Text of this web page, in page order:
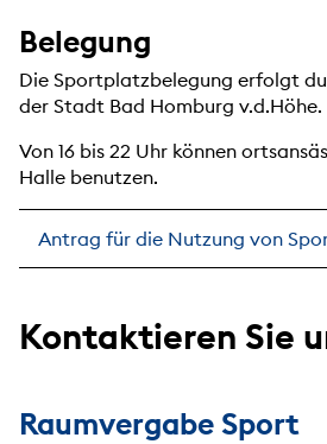
Belegung
Die Sportplatzbelegung erfolgt
der Stadt Bad Homburg v.d.Höhe.
Von 16 bis 22 Uhr können
Halle benutzen.
Antrag für die Nutzung von
Kontaktieren Sie
Raumvergabe Sport